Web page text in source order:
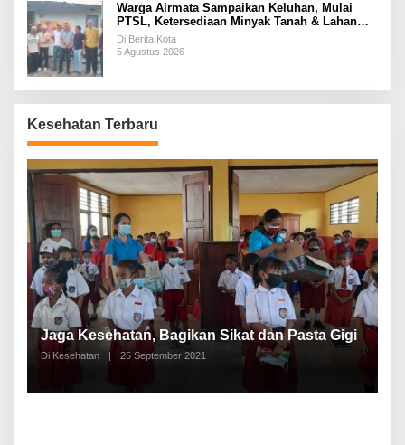
Warga Airmata Sampaikan Keluhan, Mulai
PTSL, Ketersediaan Minyak Tanah & Lahan
Pemakaman
Di Berita Kota
5 Agustus 2026
Kesehatan Terbaru
Jaga Kesehatan, Bagikan Sikat dan Pasta Gigi
Di Kesehatan | 25 September 2021